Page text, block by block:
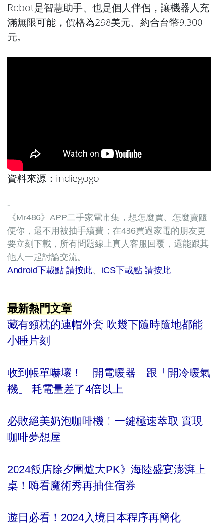
Robot是智慧助手、也是個人伴侶，讓機器人充
滿無限可能，價格為298美元、約合台幣9,300
元。
資料來源： indiegogo
-
《Mr486》APP二手家電市集，想怎麼買、怎麼賣隨
便你，還不用被抽手續費；在486買過家電的朋友更
要立刻下載，所有問題線上真人客服回覆，還能跟其
他人一起討論交流。
Android下載點 請按此、 iOS下載點 請按此
最新熱門文章
藏有頸枕的連帽外套 吹幾下隨時隨地都能
小睡片刻
收到帳單嚇壞！「開電暖器」跟「開冷暖氣
機」 耗電量差了4倍以上
必敗絕美奶泡咖啡機！一鍵極速萃取 實現
咖啡夢想屋
2024飯店除夕圍爐大PK》海陸盛宴澎湃上
桌！嗨看魔術秀再抽住宿券
遊日必看！2024入境日本程序再簡化